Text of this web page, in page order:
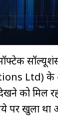
Ltd)
को मिल
पर खुला